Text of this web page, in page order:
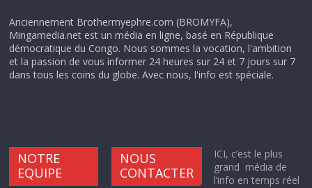
Anciennement Brothermyephre.com (BROMYFA),
Mingamedia.net est un média en ligne, basé en République
démocratique du Congo. Nous sommes la vocation, l'ambition
et la passion de vous informer 24 heures sur 24 et 7 jours sur 7
dans tous les coins du globe. Avec nous, l'info est spéciale.
NOTRE
EQUIPE
NOUS
CONTACTER
ICI, c’est le plus
grand média de
l’info en temps réel